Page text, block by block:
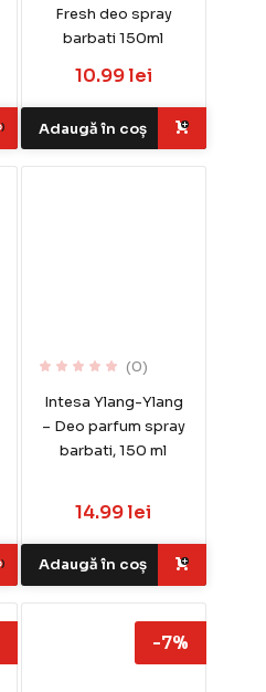
Fresh deo spray
barbati 150ml
10.99 lei
Adaugă în coș
(0)
Intesa Ylang-Ylang
– Deo parfum spray
barbati, 150 ml
14.99 lei
Adaugă în coș
-7%